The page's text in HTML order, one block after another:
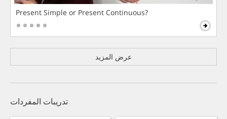
Present Simple or Present Continuous?
عرض المزيد
تدريبات المفردات